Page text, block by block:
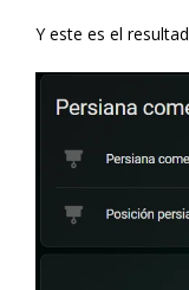
Y este es el